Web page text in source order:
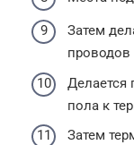
Затем
проводов
Делается
пола к
Затем